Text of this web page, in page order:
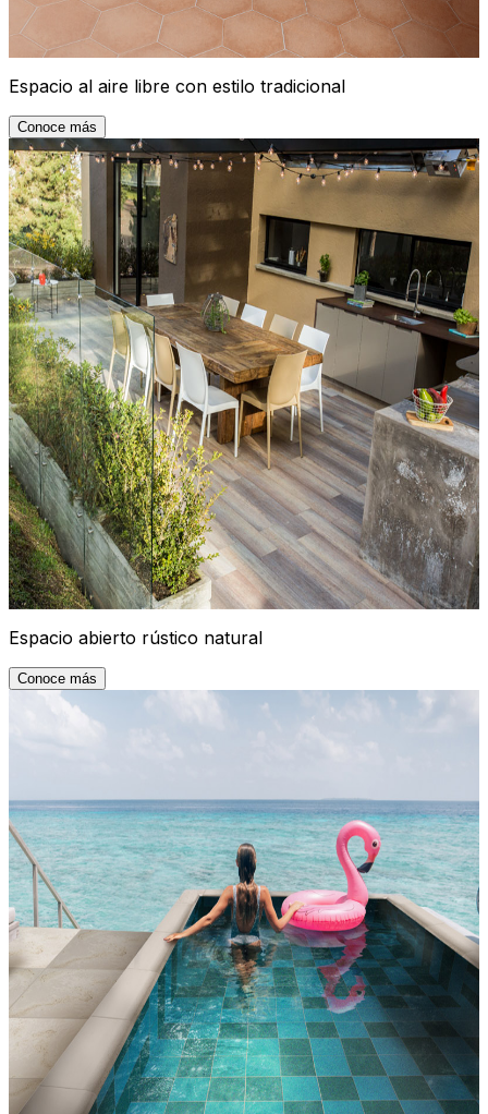
Espacio al aire libre con estilo tradicional
Conoce más
Espacio abierto rústico natural
Conoce más